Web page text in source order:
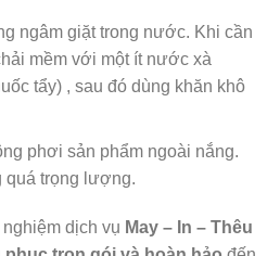
ngâm giặt trong nước. Khi cần
mềm với một ít nước xà
tẩy) , sau đó dùng khăn khô
phơi sản phẩm ngoài nắng.
quá trọng lượng.
dịch vụ May – In – Thêu